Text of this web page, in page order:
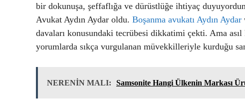
bir dokunuşa, şeffaflığa ve dürüstlüğe ihtiyaç
Avukat Aydın Aydar oldu. Boşanma avukatı Aydın Aydar
davaları konusundaki tecrübesi dikkatimi çekti. Ama
yorumlarda sıkça vurgulanan müvekkilleriyle kurduğu
NERENİN MALI: Samsonite Hangi Ülkenin Markası